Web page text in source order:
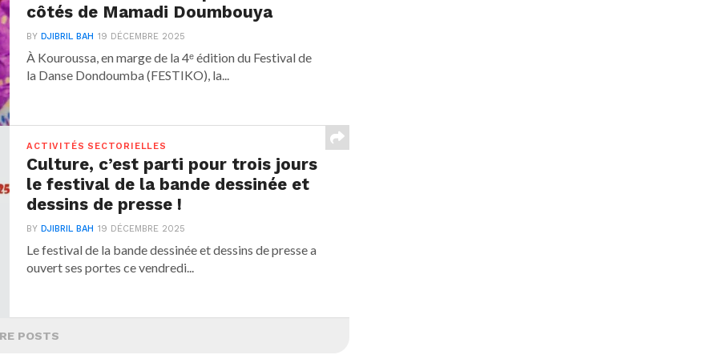
côtés de Mamadi Doumbouya
BY DJIBRIL BAH 19 DÉCEMBRE 2025
À Kouroussa, en marge de la 4ᵉ édition du Festival de
la Danse Dondoumba (FESTIKO), la...
ACTIVITÉS SECTORIELLES
Culture, c’est parti pour trois jours
le festival de la bande dessinée et
dessins de presse !
BY DJIBRIL BAH 19 DÉCEMBRE 2025
Le festival de la bande dessinée et dessins de presse a
ouvert ses portes ce vendredi...
POSTS